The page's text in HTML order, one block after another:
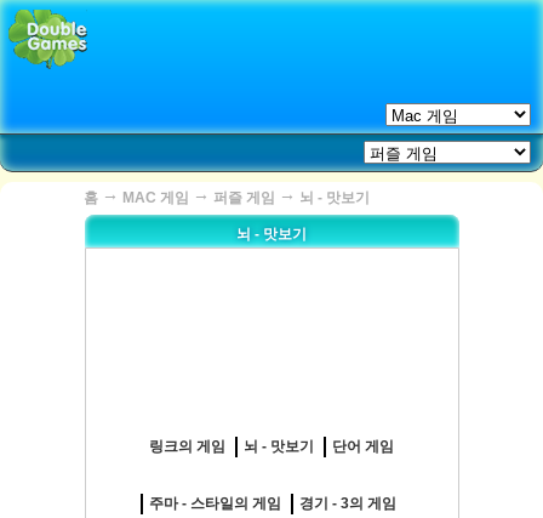
홈 → MAC 게임 → 퍼즐 게임 → 뇌 - 맛보기
뇌 - 맛보기
링크의 게임 뇌 - 맛보기 단어 게임
주마 - 스타일의 게임 경기 - 3의 게임